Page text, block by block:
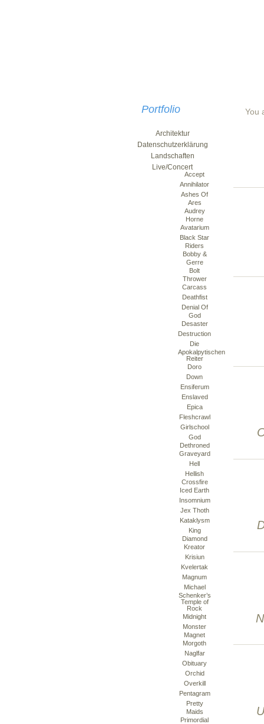
You
Portfolio
Architektur
Datenschutzerklärung
Landschaften
Live/Concert
Accept
Annihilator
Ashes Of
Ares
Audrey
Horne
Avatarium
Black Star
Riders
Bobby &
Gerre
Bolt
Thrower
Carcass
Deathfist
Denial Of
God
Desaster
Destruction
Die
Apokalpytischen
Reiter
Doro
Down
Ensiferum
Enslaved
Epica
Fleshcrawl
Girlschool
God
Dethroned
Graveyard
Hell
Hellish
Crossfire
Iced Earth
Insomnium
Jex Thoth
Kataklysm
King
Diamond
Kreator
Krisiun
Kvelertak
Magnum
Michael
Schenker’s
Temple of
Rock
Midnight
Monster
Magnet
Morgoth
Naglfar
Obituary
Orchid
Overkill
Pentagram
Pretty
Maids
Primordial